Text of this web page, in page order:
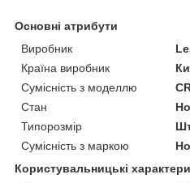
Основні атрибути
Виробник
Країна виробник
Сумісність з моделлю
Стан
Типорозмір
Сумісність з маркою
Користувальницькі